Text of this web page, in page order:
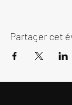
Partager cet